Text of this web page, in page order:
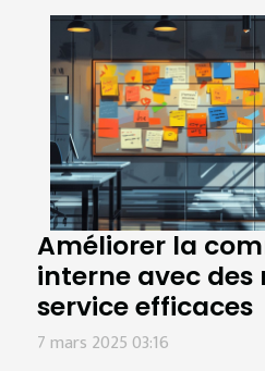
Améliorer la
interne avec des
service efficaces
7 mars 2025 03:16